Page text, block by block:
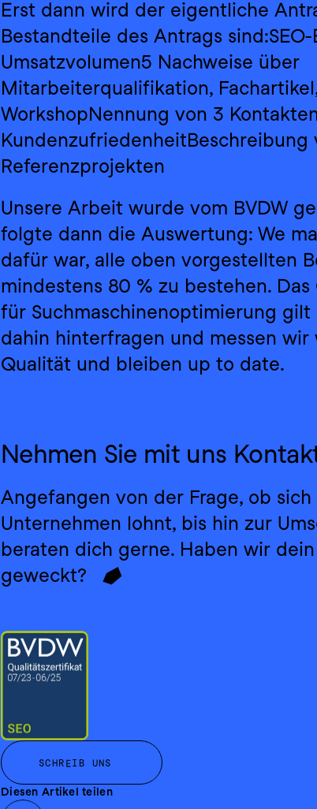
Erst dann wird der eigentliche
Bestandteile des Antrags
Umsatzvolumen5 Nachweise über
Mitarbeiterqualifikation,
WorkshopNennung von 3
KundenzufriedenheitBeschreibung
Referenzprojekten
Unsere Arbeit wurde vom BVDW
folgte dann die Auswertung: We
dafür war, alle oben vorgestellten
mindestens 80 % zu bestehen.
für Suchmaschinenoptimierung gilt
dahin hinterfragen und messen wir
Qualität und bleiben up to date.
Nehmen Sie mit uns
Angefangen von der Frage, ob sich
Unternehmen lohnt, bis hin zur
beraten dich gerne. Haben wir dein
geweckt?⠀ F
SCHREIB UNS
Diesen Artikel teilen